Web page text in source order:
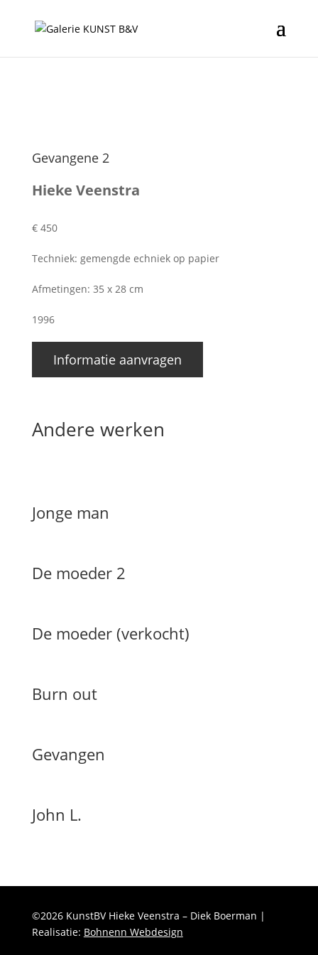
Gevangene 2
Hieke Veenstra
€ 450
Techniek: gemengde echniek op papier
Afmetingen: 35 x 28 cm
1996
Informatie aanvragen
Andere werken
Jonge man
De moeder 2
De moeder (verkocht)
Burn out
Gevangen
John L.
©2026 KunstBV Hieke Veenstra – Diek Boerman |
Realisatie: Bohnenn Webdesign